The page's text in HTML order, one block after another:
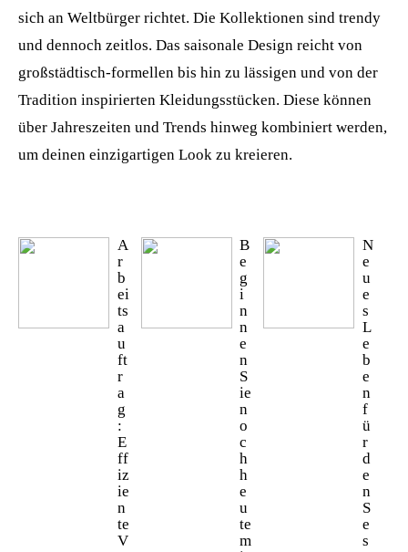
sich an Weltbürger richtet. Die Kollektionen sind trendy
und dennoch zeitlos. Das saisonale Design reicht von
großstädtisch-formellen bis hin zu lässigen und von der
Tradition inspirierten Kleidungsstücken. Diese können
über Jahreszeiten und Trends hinweg kombiniert werden,
um deinen einzigartigen Look zu kreieren.
A
r
b
ei
ts
a
u
ft
r
a
g
:
E
ff
iz
ie
n
te
V
B
e
g
i
n
n
e
n
S
ie
n
o
c
h
h
e
u
te
m
N
e
u
e
s
L
e
b
e
n
f
ü
r
d
e
n
S
e
s